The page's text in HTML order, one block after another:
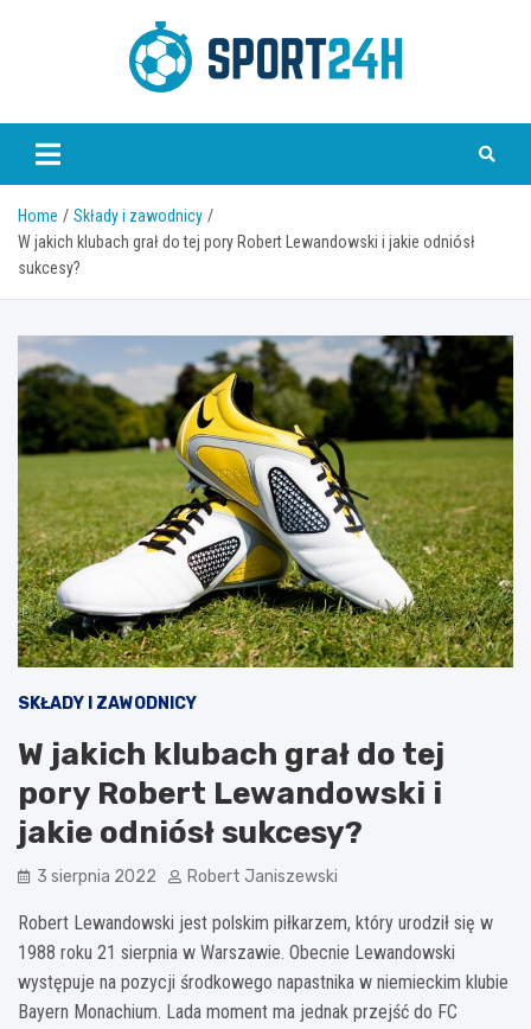
Sport 24h
Home
Składy i zawodnicy
W jakich klubach grał do tej pory Robert Lewandowski i jakie odniósł
sukcesy?
SKŁADY I ZAWODNICY
W jakich klubach grał do tej
pory Robert Lewandowski i
jakie odniósł sukcesy?
3 sierpnia 2022 Robert Janiszewski
Robert Lewandowski jest polskim piłkarzem, który urodził się w
1988 roku 21 sierpnia w Warszawie. Obecnie Lewandowski
występuje na pozycji środkowego napastnika w niemieckim klubie
Bayern Monachium. Lada moment ma jednak przejść do FC